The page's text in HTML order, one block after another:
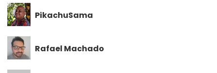
PikachuSama
Rafael Machado